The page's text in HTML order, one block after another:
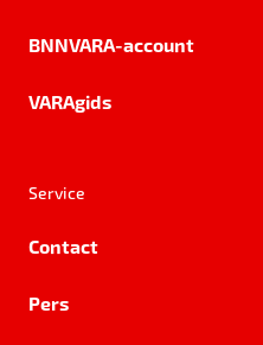
BNNVARA-account
VARAgids
Service
Contact
Pers